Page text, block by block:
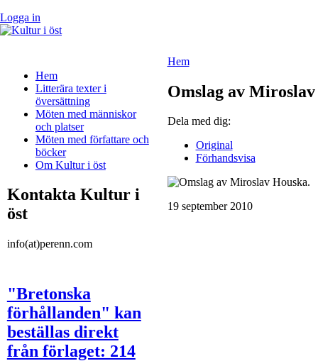
Logga in
Hem
Omslag av
Dela med dig:
Original
Förhandsvisa
19 september 2010
Hem
Litterära texter i
översättning
Möten med människor
och platser
Möten med författare och
böcker
Om Kultur i öst
Kontakta Kultur i
öst
info(at)perenn.com
"Bretonska
förhållanden" kan
beställas direkt
från förlaget: 214